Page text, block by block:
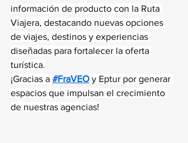
información de producto con la Ruta
Viajera, destacando nuevas opciones
de viajes, destinos y experiencias
diseñadas para fortalecer la oferta
turística.
¡Gracias a #FraVEO y Eptur por generar
espacios que impulsan el crecimiento
de nuestras agencias!